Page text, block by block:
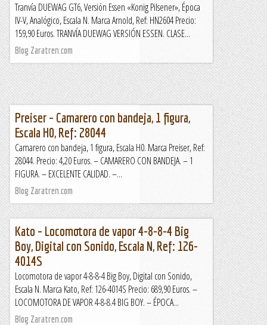
Tranvía DUEWAG GT6, Versión Essen «Konig Pilsener», Época
IV-V, Analógico, Escala N. Marca Arnold, Ref: HN2604 Precio:
159,90 Euros. TRANVÍA DUEWAG VERSIÓN ESSEN. CLASE...
Blog Zaratren.com
Preiser – Camarero con bandeja, 1 figura,
Escala H0, Ref: 28044
Camarero con bandeja, 1 figura, Escala H0. Marca Preiser, Ref:
28044. Precio: 4,20 Euros. – CAMARERO CON BANDEJA. – 1
FIGURA. – EXCELENTE CALIDAD. –...
Blog Zaratren.com
Kato – Locomotora de vapor 4-8-8-4 Big
Boy, Digital con Sonido, Escala N, Ref: 126-
4014S
Locomotora de vapor 4-8-8-4 Big Boy, Digital con Sonido,
Escala N. Marca Kato, Ref: 126-4014S Precio: 689,90 Euros. –
LOCOMOTORA DE VAPOR 4-8-8.4 BIG BOY. – ÉPOCA...
Blog Zaratren.com